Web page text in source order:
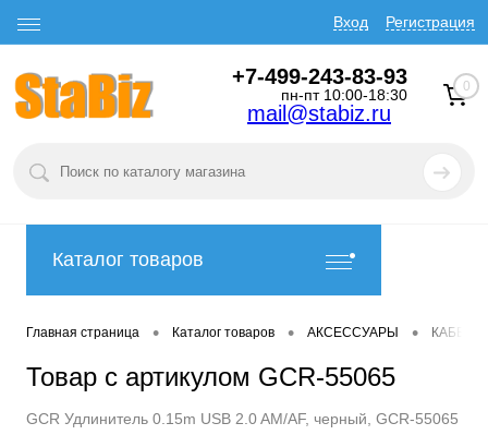
Вход Регистрация
+7-499-243-83-93
пн-пт 10:00-18:30
mail@stabiz.ru
0
Каталог товаров
Главная страница • Каталог товаров • АКСЕССУАРЫ •
Товар с артикулом GCR-55065
GCR Удлинитель 0.15m USB 2.0 AM/AF, черный, GCR-55065